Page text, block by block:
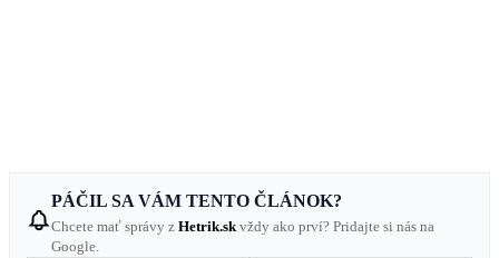
PÁČIL SA VÁM TENTO ČLÁNOK?
Chcete mať správy z Hetrik.sk vždy ako prví? Pridajte si nás na
Google.